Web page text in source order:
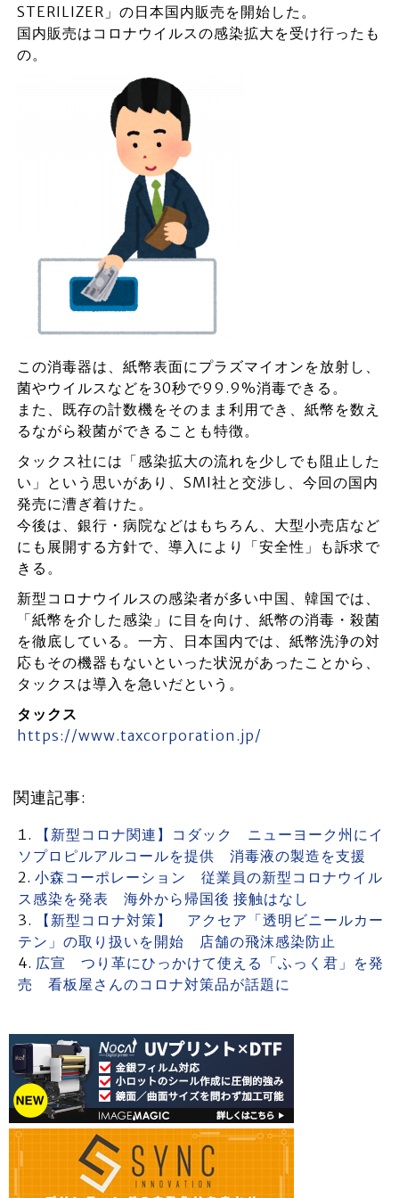
STERILIZER」の日本国内販売を開始した。
国内販売はコロナウイルスの感染拡大を受け行ったも
の。
この消毒器は、紙幣表面にプラズマイオンを放射し、
菌やウイルスなどを30秒で99.9%消毒できる。
また、既存の計数機をそのまま利用でき、紙幣を数え
るながら殺菌ができることも特徴。
タックス社には「感染拡大の流れを少しでも阻止した
い」という思いがあり、SMI社と交渉し、今回の国内
発売に漕ぎ着けた。
今後は、銀行・病院などはもちろん、大型小売店など
にも展開する方針で、導入により「安全性」も訴求で
きる。
新型コロナウイルスの感染者が多い中国、韓国では、
「紙幣を介した感染」に目を向け、紙幣の消毒・殺菌
を徹底している。一方、日本国内では、紙幣洗浄の対
応もその機器もないといった状況があったことから、
タックスは導入を急いだという。
タックス
https://www.taxcorporation.jp/
関連記事:
【新型コロナ関連】コダック ニューヨーク州にイ
ソプロピルアルコールを提供 消毒液の製造を支援
小森コーポレーション 従業員の新型コロナウイル
ス感染を発表 海外から帰国後 接触はなし
【新型コロナ対策】 アクセア「透明ビニールカー
テン」の取り扱いを開始 店舗の飛沫感染防止
広宣 つり革にひっかけて使える「ふっく君」を発
売 看板屋さんのコロナ対策品が話題に